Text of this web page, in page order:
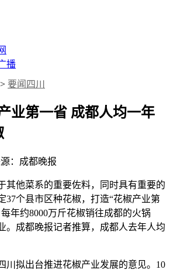
播
> 要闻四川
业第一省 成都人均一年
：成都晚报
他菜系的重要佐料，同时具有重要的
37个县市区种花椒，打造“花椒产业第
年约8000万斤花椒销往成都的火锅
。成都晚报记者推算，成都人去年人均
拟出台推进花椒产业发展的意见。10